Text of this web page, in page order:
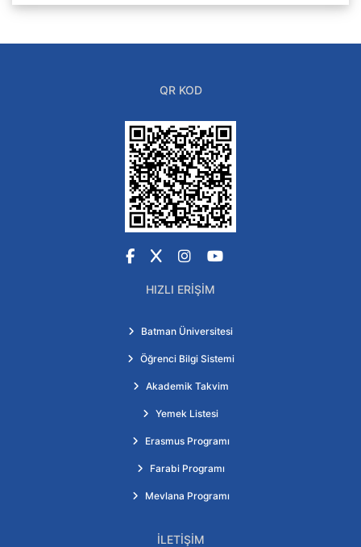
QR KOD
Facebook
X Instagram
YouTube
HIZLI ERIŞIM
Batman Üniversitesi
Öğrenci Bilgi Sistemi
Akademik Takvim
Yemek Listesi
Erasmus Programı
Farabi Programı
Mevlana Programı
İLETIŞIM